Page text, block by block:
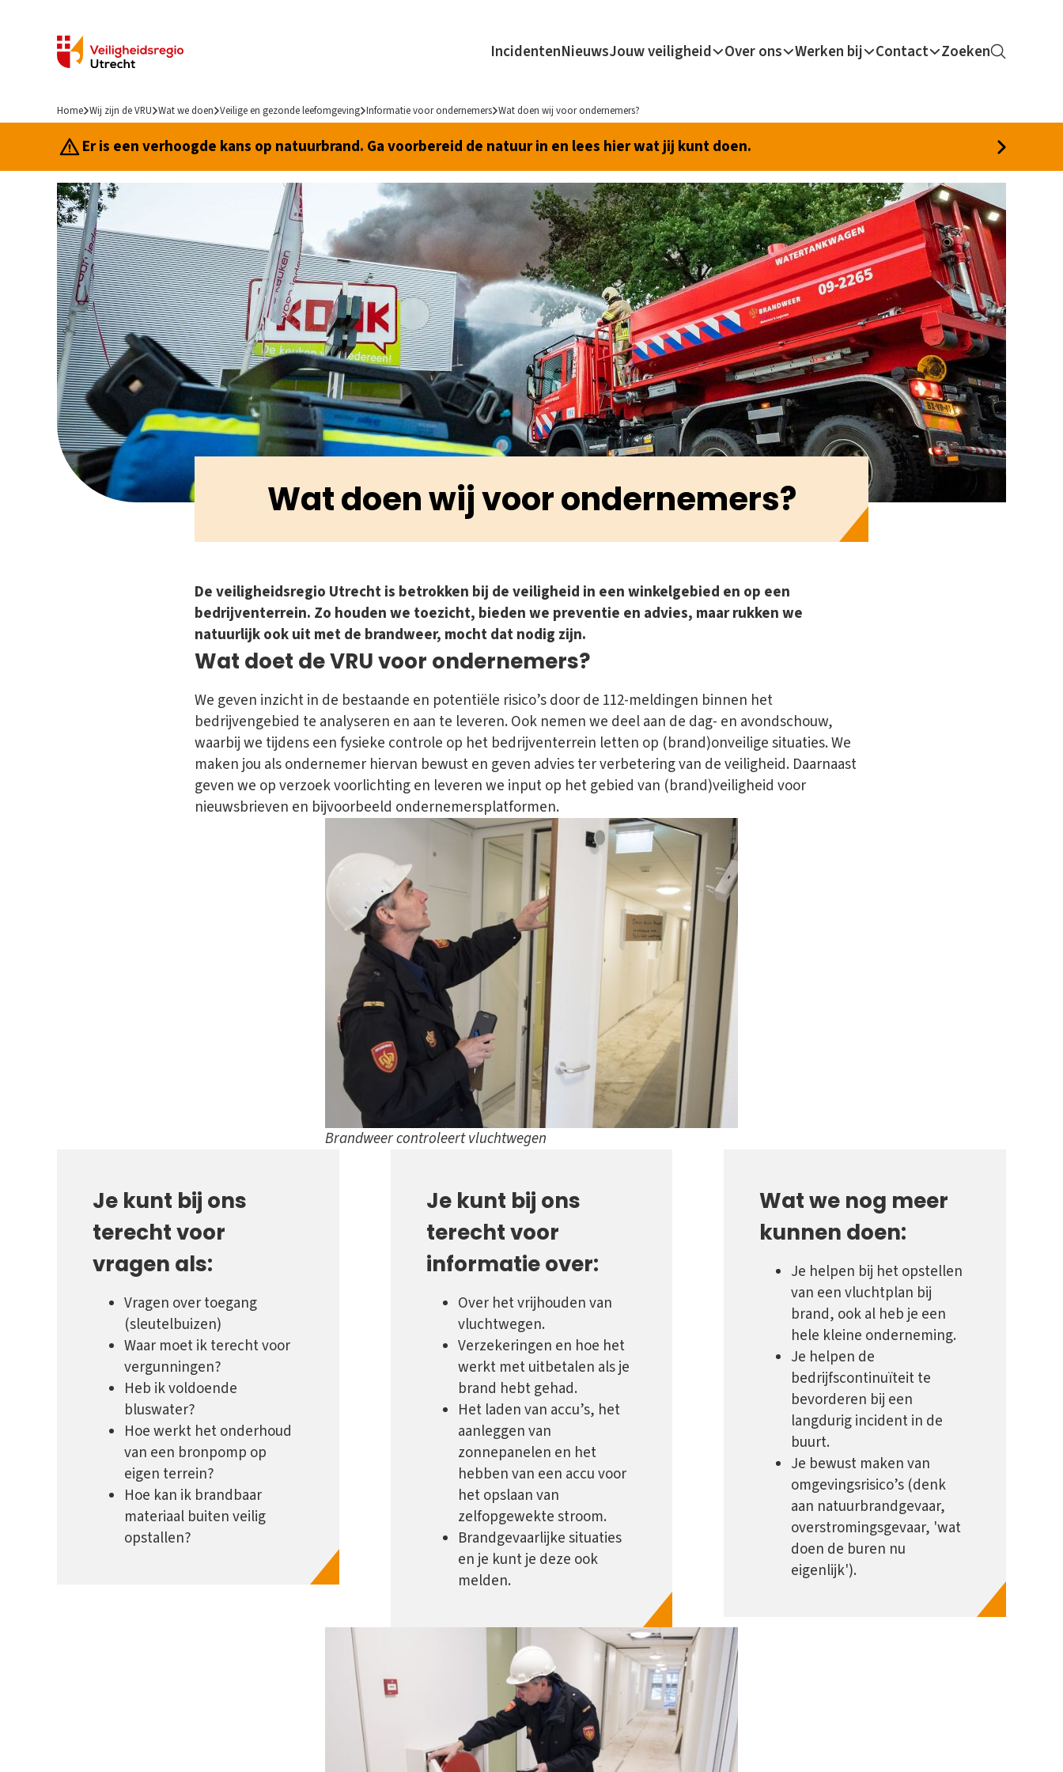
IncidentenNieuwsJouw veiligheid Over ons Werken bij Contact Zoeken
Home Wij zijn de VRU Wat we doen Veilige en gezonde leefomgeving Informatie voor ondernemers Wat doen wij voor ondernemers?
Er is een verhoogde kans op natuurbrand. Ga voorbereid de natuur in en lees hier wat jij kunt doen.
Wat doen wij voor ondernemers?
De veiligheidsregio Utrecht is betrokken bij de veiligheid in een winkelgebied en op een
bedrijventerrein. Zo houden we toezicht, bieden we preventie en advies, maar rukken we
natuurlijk ook uit met de brandweer, mocht dat nodig zijn.
Wat doet de VRU voor ondernemers?
We geven inzicht in de bestaande en potentiële risico’s door de 112-meldingen binnen het
bedrijvengebied te analyseren en aan te leveren. Ook nemen we deel aan de dag- en avondschouw,
waarbij we tijdens een fysieke controle op het bedrijventerrein letten op (brand)onveilige situaties. We
maken jou als ondernemer hiervan bewust en geven advies ter verbetering van de veiligheid. Daarnaast
geven we op verzoek voorlichting en leveren we input op het gebied van (brand)veiligheid voor
nieuwsbrieven en bijvoorbeeld ondernemersplatformen.
Brandweer controleert vluchtwegen
Je kunt bij ons
terecht voor
vragen als:
Vragen over toegang
(sleutelbuizen)
Waar moet ik terecht voor
vergunningen?
Heb ik voldoende
bluswater?
Hoe werkt het onderhoud
van een bronpomp op
eigen terrein?
Hoe kan ik brandbaar
materiaal buiten veilig
opstallen?
Je kunt bij ons
terecht voor
informatie over:
Over het vrijhouden van
vluchtwegen.
Verzekeringen en hoe het
werkt met uitbetalen als je
brand hebt gehad.
Het laden van accu’s, het
aanleggen van
zonnepanelen en het
hebben van een accu voor
het opslaan van
zelfopgewekte stroom.
Brandgevaarlijke situaties
en je kunt je deze ook
melden.
Wat we nog meer
kunnen doen:
Je helpen bij het opstellen
van een vluchtplan bij
brand, ook al heb je een
hele kleine onderneming.
Je helpen de
bedrijfscontinuïteit te
bevorderen bij een
langdurig incident in de
buurt.
Je bewust maken van
omgevingsrisico’s (denk
aan natuurbrandgevaar,
overstromingsgevaar, 'wat
doen de buren nu
eigenlijk').